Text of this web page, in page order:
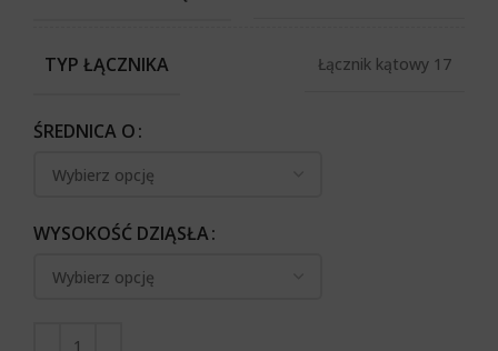
TYP ŁĄCZNIKA Łącznik kątowy 17
ŚREDNICA O
WYSOKOŚĆ DZIĄSŁA